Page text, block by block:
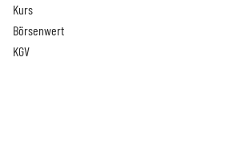
Kurs
Börsenwert
KGV